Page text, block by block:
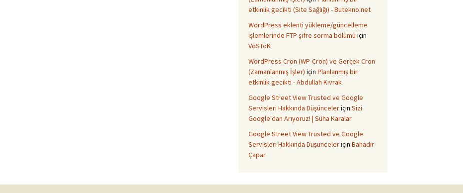
etkinlik gecikti (Site Sağlığı) - Butekno.net
WordPress eklenti yükleme/güncelleme
işlemlerinde FTP şifre sorma bölümü için
VoSToK
WordPress Cron (WP-Cron) ve Gerçek Cron
(Zamanlanmış İşler) için Planlanmış bir
etkinlik gecikti - Abdullah Kıvrak
Google Street View Trusted ve Google
Servisleri Hakkında Düşünceleriçin Sizi
Google'dan Arıyoruz! | Süha Karalar
Google Street View Trusted ve Google
Servisleri Hakkında Düşünceleriçin Bahadır
Çapar